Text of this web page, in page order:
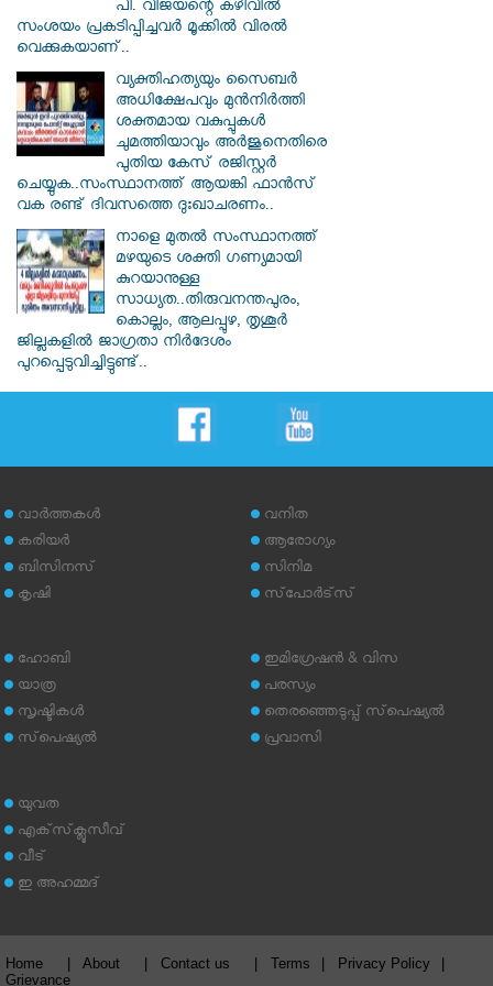
പി. വിജയന്റെ കഴിവില്‍
സംശയം പ്രകടിപ്പിച്ചവര്‍ മൂക്കില്‍ വിരല്‍
വെക്കുകയാണ്..
വ്യക്തിഹത്യയും സൈബര്‍
അധിക്ഷേപവും മുന്‍നിര്‍ത്തി
ശക്തമായ വകുപ്പുകള്‍
ചുമത്തിയാവും അർജുനെതിരെ
പുതിയ കേസ് രജിസ്റ്റര്‍
ചെയ്യുക..സംസ്ഥാനത്ത് ആയങ്കി ഫാൻസ്
വക രണ്ട് ദിവസത്തെ ദുഃഖാചരണം..
നാളെ മുതൽ സംസ്ഥാനത്ത്
മഴയുടെ ശക്തി ഗണ്യമായി
കുറയാനുള്ള
സാധ്യത..തിരുവനന്തപുരം,
കൊല്ലം, ആലപ്പുഴ, തൃശൂർ
ജില്ലകളിൽ ജാഗ്രതാ നിർദേശം
പുറപ്പെടുവിച്ചിട്ടുണ്ട്..
വാര്‍ത്തകള്‍
കരിയര്‍
ബിസിനസ്
കൃഷി
വനിത
ആരോഗ്യം
സിനിമ
സ്‌പോര്‍ട്‌സ്
ഹോബി
യാത്ര
സൃഷ്ടികള്‍
സ്‌പെഷ്യല്‍
ഇമിഗ്രേഷന്‍ & വിസ
പരസ്യം
തെരഞ്ഞെടുപ്പ് സ്‌പെഷ്യല്‍
പ്രവാസി
യുവത
എക്‌സ്‌ക്ലൂസീവ്
വീട്
ഇ അഹമ്മദ്‌
Home About Contact us Terms Privacy Policy
Grievance